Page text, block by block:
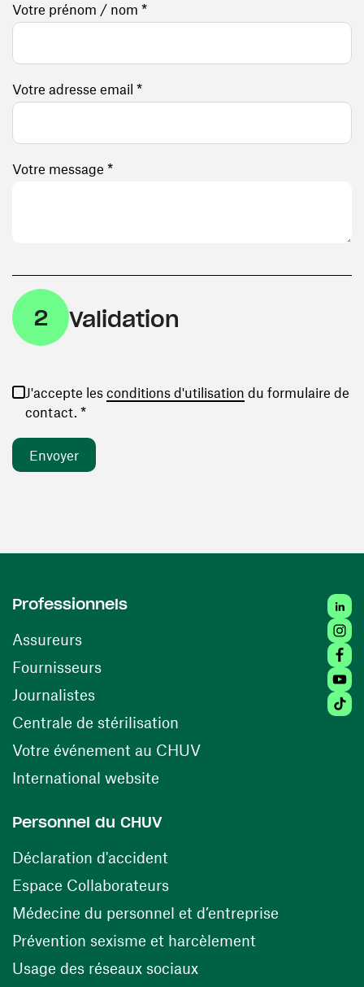
Votre prénom / nom *
Votre adresse email *
Votre message *
2 Validation
J'accepte les conditions d'utilisation (ouvre une
du formulaire de
contact. *
Professionnels
Assureurs
Fournisseurs(ouvre une nouvelle fenêtre)
Journalistes
Centrale de stérilisation (ouvre une nouvelle
Votre événement au CHUV(ouvre une nouvelle
International website
Personnel du CHUV
Déclaration d'accident
Espace Collaborateurs(ouvre une nouvelle fenêtre)
Médecine du personnel et d’entreprise
Prévention sexisme et harcèlement
Usage des réseaux sociaux(ouvre une nouvelle